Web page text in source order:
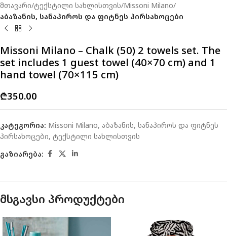
მთავარი ტექსტილი სახლისთვის Missoni Milano
აბაზანის, სანაპიროს და ფიტნეს პირსახოცები
Missoni Milano – Chalk (50) 2 towels set. The
set includes 1 guest towel (40×70 cm) and 1
hand towel (70×115 cm)
₾350.00
კატეგორია: Missoni Milano, აბაზანის, სანაპიროს და ფიტნეს
პირსახოცები, ტექსტილი სახლისთვის
გაზიარება:
მსგავსი პროდუქტები